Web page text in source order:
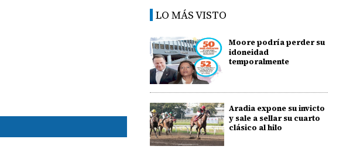
LO MÁS VISTO
Moore podría perder su
idoneidad
temporalmente
Aradia expone su invicto
y sale a sellar su cuarto
clásico al hilo